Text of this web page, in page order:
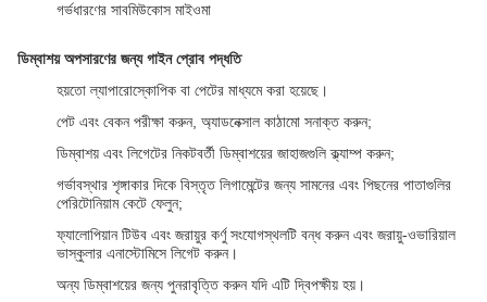
গর্ভধারণের সাবমিউকোস মাইওমা
ডিম্বাশয় অপসারণের জন্য গাইন প্রোব পদ্ধতি
হয়তো ল্যাপারোস্কোপিক বা পেটের মাধ্যমে করা হয়েছে।
পেট এবং বেকন পরীক্ষা করুন, অ্যাডনেক্সাল কাঠামো সনাক্ত করুন;
ডিম্বাশয় এবং লিগেটের নিকটবর্তী ডিম্বাশয়ের জাহাজগুলি ক্ল্যাম্প করুন;
গর্ভাবস্থার শৃঙ্গাকার দিকে বিস্তৃত লিগামেন্টের জন্য সামনের এবং পিছনের পাতাগুলির
পেরিটোনিয়াম কেটে ফেলুন;
ফ্যালোপিয়ান টিউব এবং জরায়ুর কর্ণু সংযোগস্থলটি বন্ধ করুন এবং জরায়ু-ওভারিয়াল
ভাস্কুলার এনাস্টোমিসে লিগেট করুন।
অন্য ডিম্বাশয়ের জন্য পুনরাবৃত্তি করুন যদি এটি দ্বিপক্ষীয় হয়।